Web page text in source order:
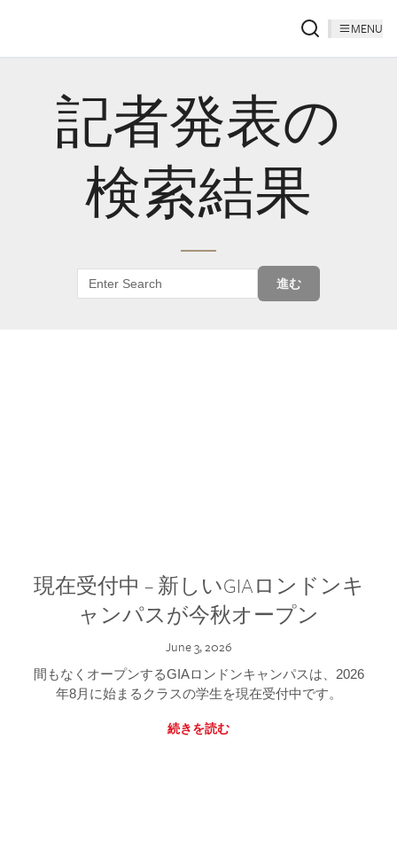
MENU
記者発表の
検索結果
進む
現在受付中 – 新しいGIAロンドンキ
ャンパスが今秋オープン
June 3, 2026
間もなくオープンするGIAロンドンキャンパスは、2026
年8月に始まるクラスの学生を現在受付中です。
続きを読む